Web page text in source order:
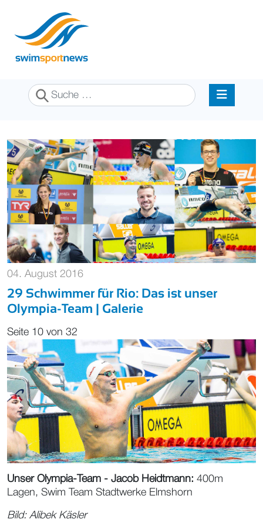
Suchen
04. August 2016
29 Schwimmer für Rio: Das ist unser
Olympia-Team | Galerie
Seite 10 von 32
Unser Olympia-Team - Jacob Heidtmann: 400m
Lagen, Swim Team Stadtwerke Elmshorn
Bild: Alibek Käsler